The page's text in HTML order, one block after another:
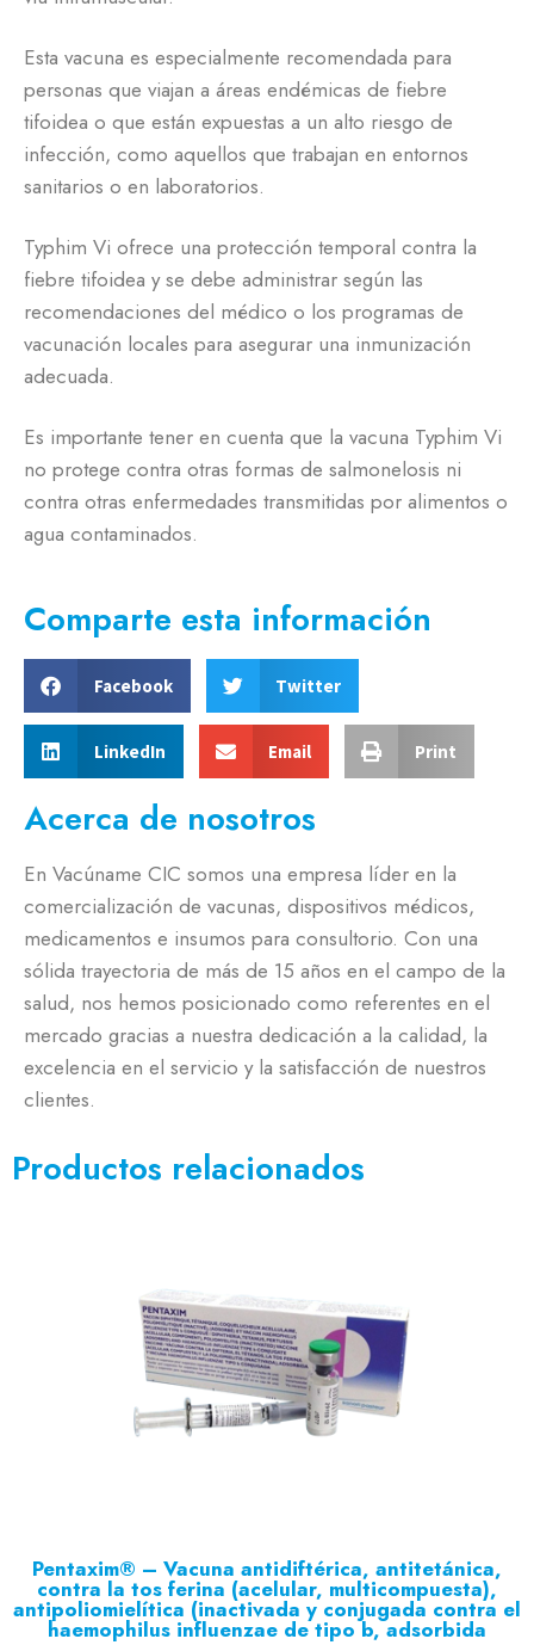
Esta vacuna es especialmente recomendada para
personas que viajan a áreas endémicas de fiebre
tifoidea o que están expuestas a un alto riesgo de
infección, como aquellos que trabajan en entornos
sanitarios o en laboratorios.
Typhim Vi ofrece una protección temporal contra la
fiebre tifoidea y se debe administrar según las
recomendaciones del médico o los programas de
vacunación locales para asegurar una inmunización
adecuada.
Es importante tener en cuenta que la vacuna Typhim Vi
no protege contra otras formas de salmonelosis ni
contra otras enfermedades transmitidas por alimentos o
agua contaminados.
Comparte esta información
Facebook Twitter
LinkedIn Email Print
Acerca de nosotros
En Vacúname CIC somos una empresa líder en la
comercialización de vacunas, dispositivos médicos,
medicamentos e insumos para consultorio. Con una
sólida trayectoria de más de 15 años en el campo de la
salud, nos hemos posicionado como referentes en el
mercado gracias a nuestra dedicación a la calidad, la
excelencia en el servicio y la satisfacción de nuestros
clientes.
Productos relacionados
Pentaxim® – Vacuna antidiftérica, antitetánica,
contra la tos ferina (acelular, multicompuesta),
antipoliomielítica (inactivada y conjugada contra el
haemophilus influenzae de tipo b, adsorbida